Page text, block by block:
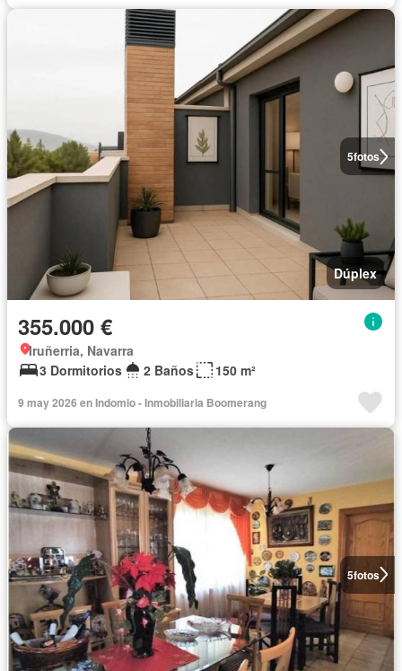
5fotos
Dúplex
355.000 €
Iruñerria, Navarra
3 Dormitorios
2 Baños 150 m²
9 may 2026 en Indomio - Inmobiliaria Boomerang
5fotos